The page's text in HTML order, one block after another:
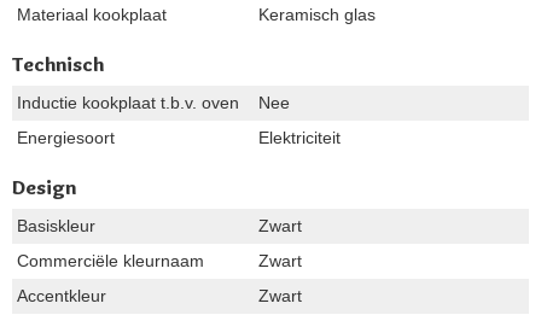
Materiaal kookplaat
Keramisch glas
Technisch
Inductie kookplaat t.b.v. oven
Nee
Energiesoort
Elektriciteit
Design
Basiskleur
Zwart
Commerciële kleurnaam
Zwart
Accentkleur
Zwart